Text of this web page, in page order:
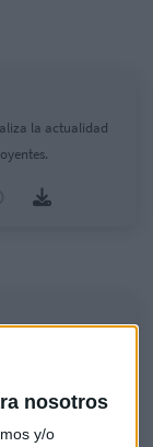
nosotros
y/o
la actualidad
a nuestros